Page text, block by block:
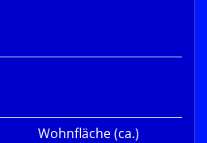
Wohnfläche(ca.)